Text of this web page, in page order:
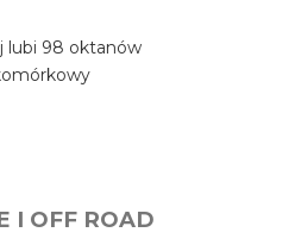
lubi 98 oktanów
I OFF ROAD